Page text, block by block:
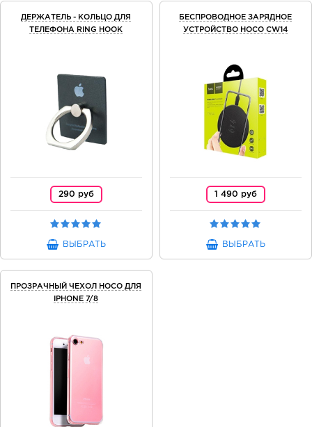
ДЕРЖАТЕЛЬ - КОЛЬЦО ДЛЯ
ТЕЛЕФОНА RING HOOK
290 руб
ВЫБРАТЬ
БЕСПРОВОДНОЕ ЗАРЯДНОЕ
УСТРОЙСТВО HOCO CW14
1 490 руб
ВЫБРАТЬ
ПРОЗРАЧНЫЙ ЧЕХОЛ HOCO ДЛЯ
IPHONE 7/8